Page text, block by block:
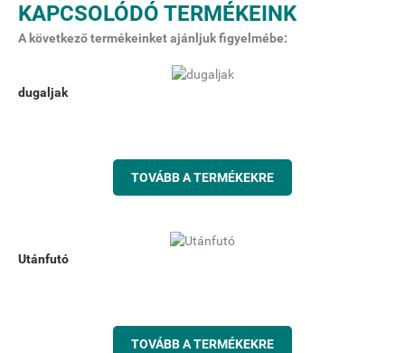
KAPCSOLÓDÓ TERMÉKEINK
A következő termékeinket ajánljuk figyelmébe:
dugaljak
TOVÁBB A TERMÉKEKRE
Utánfutó
TOVÁBB A TERMÉKEKRE